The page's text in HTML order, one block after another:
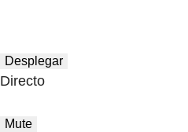
Desplegar
Directo
Mute